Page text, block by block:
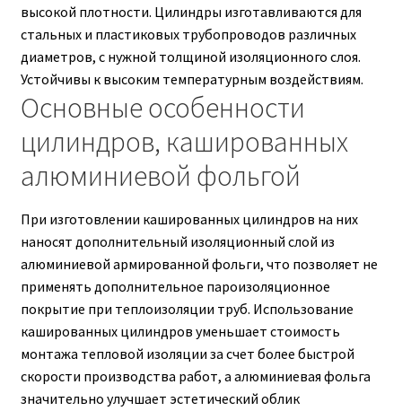
высокой плотности. Цилиндры изготавливаются для
стальных и пластиковых трубопроводов различных
диаметров, с нужной толщиной изоляционного слоя.
Устойчивы к высоким температурным воздействиям.
Основные особенности
цилиндров, кашированных
алюминиевой фольгой
При изготовлении кашированных цилиндров на них
наносят дополнительный изоляционный слой из
алюминиевой армированной фольги, что позволяет не
применять дополнительное пароизоляционное
покрытие при теплоизоляции труб. Использование
кашированных цилиндров уменьшает стоимость
монтажа тепловой изоляции за счет более быстрой
скорости производства работ, а алюминиевая фольга
значительно улучшает эстетический облик